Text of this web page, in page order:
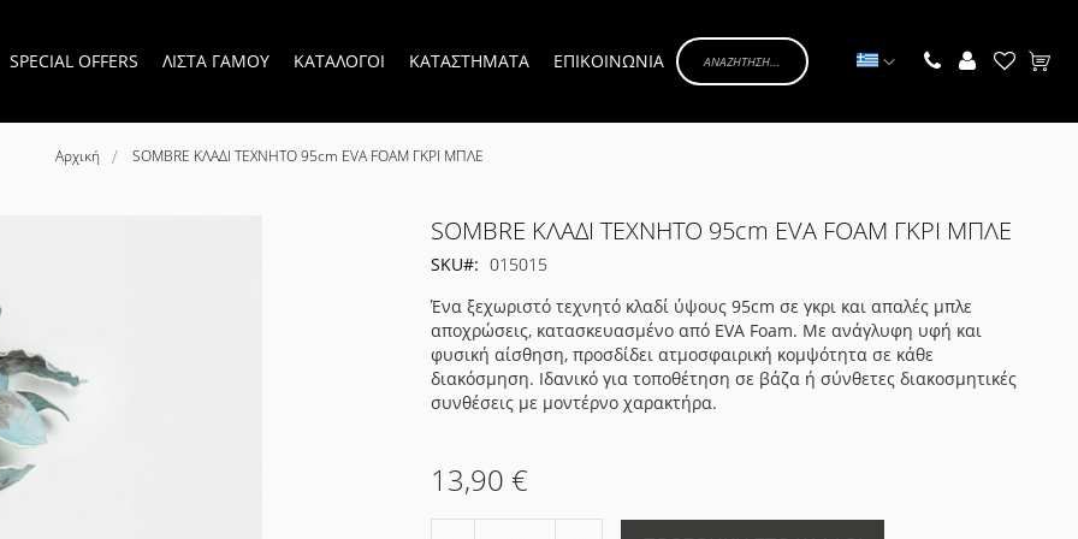
SPECIAL OFFERS ΛΙΣΤΑ ΓΑΜΟΥ ΚΑΤΑΛΟΓΟΙ ΚΑΤΑΣΤΗΜΑΤΑ ΕΠΙΚΟΙΝΩΝΙΑ
Γλώσσα
Αρχική SOMBRE ΚΛΑΔΙ ΤΕΧΝΗΤΟ 95cm EVA FOAM ΓΚΡΙ ΜΠΛΕ
SOMBRE ΚΛΑΔΙ ΤΕΧΝΗΤΟ 95cm EVA FOAM ΓΚΡΙ ΜΠΛΕ
SKU
015015
Ένα ξεχωριστό τεχνητό κλαδί ύψους 95cm σε γκρι και απαλές μπλε
αποχρώσεις, κατασκευασμένο από EVA Foam. Με ανάγλυφη υφή και
φυσική αίσθηση, προσδίδει ατμοσφαιρική κομψότητα σε κάθε
διακόσμηση. Ιδανικό για τοποθέτηση σε βάζα ή σύνθετες διακοσμητικές
συνθέσεις με μοντέρνο χαρακτήρα.
13,90 €